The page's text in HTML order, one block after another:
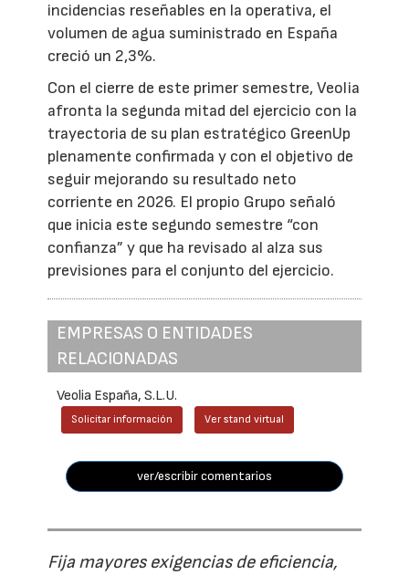
incidencias reseñables en la operativa, el
volumen de agua suministrado en España
creció un 2,3%.
Con el cierre de este primer semestre, Veolia
afronta la segunda mitad del ejercicio con la
trayectoria de su plan estratégico GreenUp
plenamente confirmada y con el objetivo de
seguir mejorando su resultado neto
corriente en 2026. El propio Grupo señaló
que inicia este segundo semestre “con
confianza” y que ha revisado al alza sus
previsiones para el conjunto del ejercicio.
EMPRESAS O ENTIDADES
RELACIONADAS
Veolia España, S.L.U.
Solicitar información Ver stand virtual
ver/escribir comentarios
Fija mayores exigencias de eficiencia,